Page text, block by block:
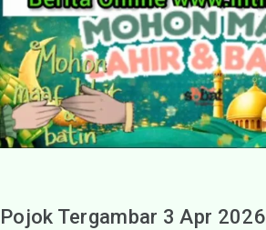
Pojok Tergambar 3 Apr 2026